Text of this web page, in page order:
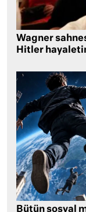
Wagner
Hitler
Bütün sosyal